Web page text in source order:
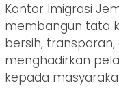
Kantor Imigrasi
membangun tata
bersih,
menghadirkan
kepada